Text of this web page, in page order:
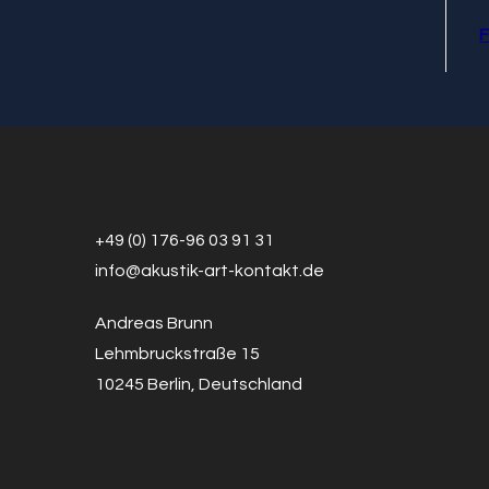
+49 (0) 176-96 03 91 31
info@akustik-art-kontakt.de
Andreas Brunn
Lehmbruckstraße 15
10245 Berlin, Deutschland